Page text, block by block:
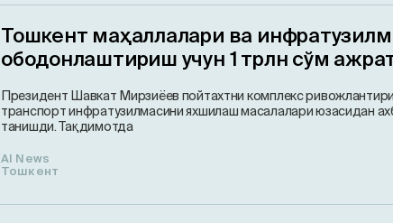
Тошкент маҳаллалари ва
ободонлаштириш учун 1 трлн сўм
Президент Шавкат Мирзиёев пойтахтни комплекс
транспорт инфратузилмасини яхшилаш масалалари юзасидан
танишди. Тақдимотда
AI News
Тошкент